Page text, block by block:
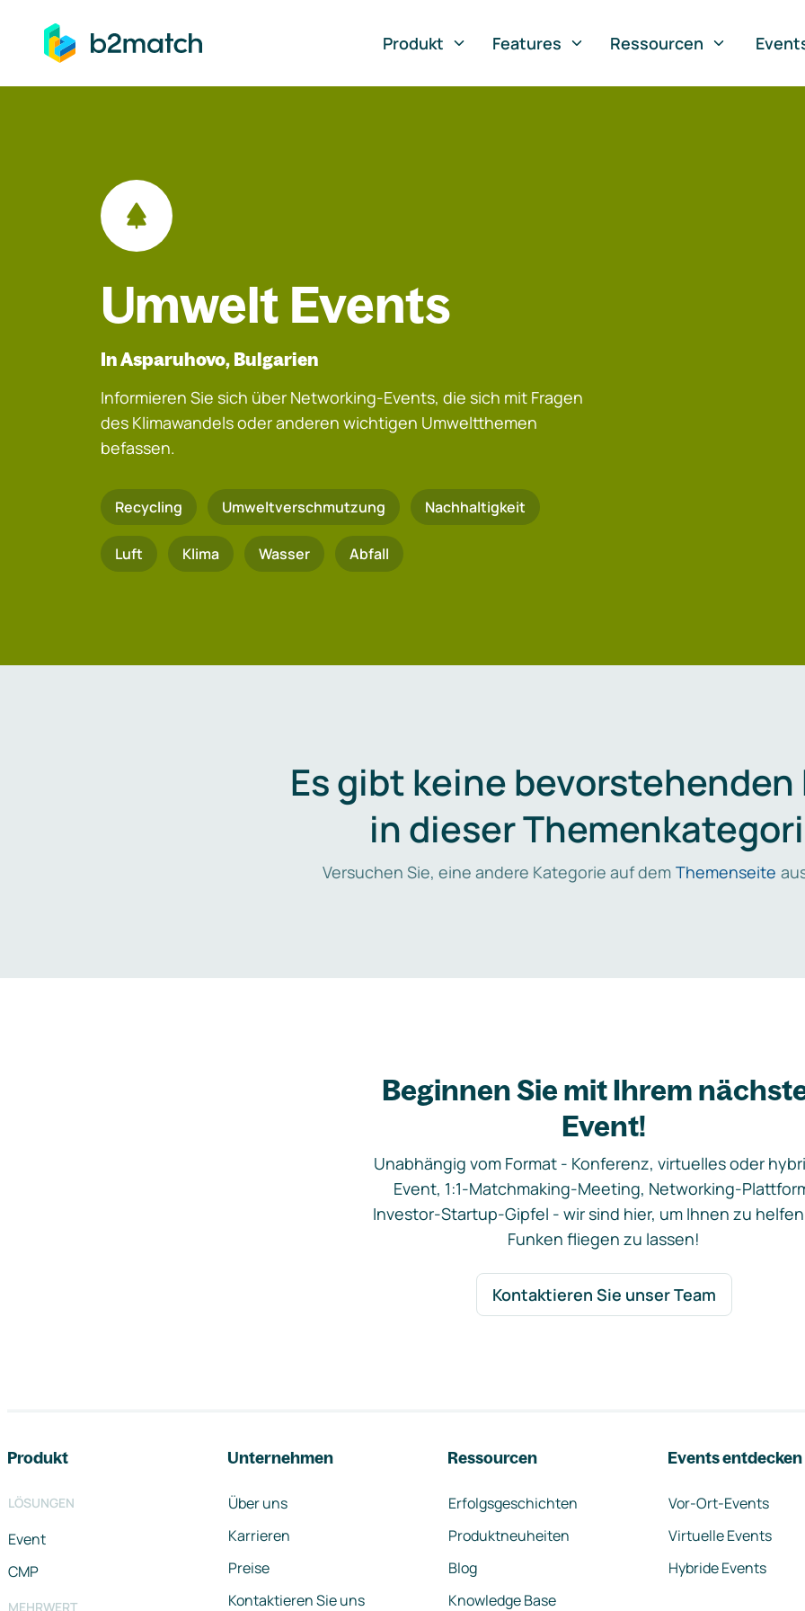
springen
Produkt
Features Ressourcen
Umwelt Events
In Asparuhovo, Bulgarien
Informieren Sie sich über Networking-Events, die sich mit Fragen
des Klimawandels oder anderen wichtigen Umweltthemen
befassen.
Recycling Umweltverschmutzung Nachhaltigkeit
Luft Klima Wasser Abfall
Es gibt keine bevorstehenden
in dieser
Versuchen Sie, eine andere Kategorie auf dem Themenseite
Beginnen Sie mit Ihrem
Event!
Unabhängig vom Format - Konferenz, virtuelles oder
Event, 1:1-Matchmaking-Meeting, Networking-
Investor-Startup-Gipfel - wir sind hier, um Ihnen zu
Funken fliegen zu lassen!
Kontaktieren Sie unser Team
Produkt
LÖSUNGEN
Event
CMP
MEHRWERT
Unternehmen
Über uns
Karrieren
Preise
Kontaktieren Sie uns
Ressourcen
Erfolgsgeschichten
Produktneuheiten
Blog
Knowledge Base
Events entdecken
Vor-Ort-Events
Virtuelle Events
Hybride Events